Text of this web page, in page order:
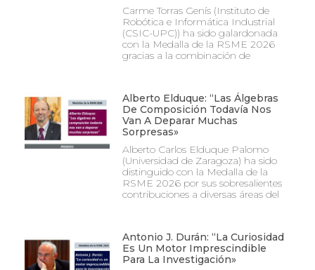
Carme Torras Genís (Instituto de
Robótica e Informática Industrial
(CSIC-UPC)) ha sido galardonada
con la Medalla de la RSME 2026
gracias a la combinación de
Alberto Elduque: “Las Álgebras
De Composición Todavía Nos
Van A Deparar Muchas
Sorpresas»
Alberto Carlos Elduque Palomo
(Universidad de Zaragoza) ha sido
distinguido con la Medalla de la
RSME 2026 por sus sobresalientes
contribuciones a diversas áreas del
Antonio J. Durán: “La Curiosidad
Es Un Motor Imprescindible
Para La Investigación»